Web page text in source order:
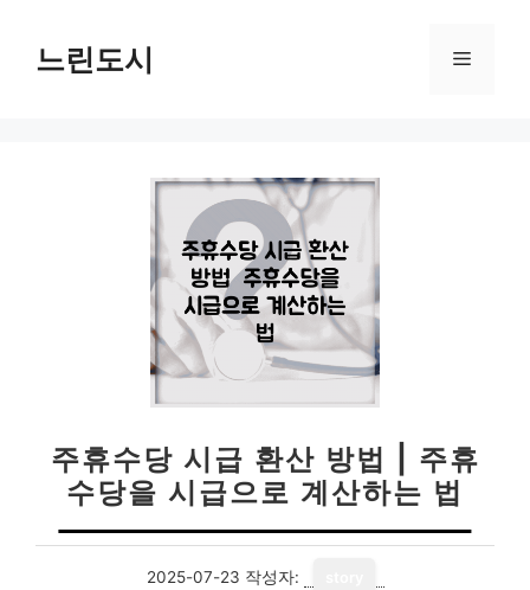
느린도시 메
주휴수당 시급 환산 방법 | 주휴
수당을 시급으로 계산하는 법
2025-07-23 작성자: